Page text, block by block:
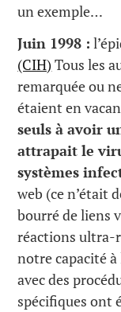
un exemple…
Juin 1998 :
(CIH) Tous les
remarquée ou
étaient en
seuls à avoir
attrapait le
systèmes
web (ce n’était
bourré de liens
réactions ultra-
notre capacité
avec des
spécifiques ont